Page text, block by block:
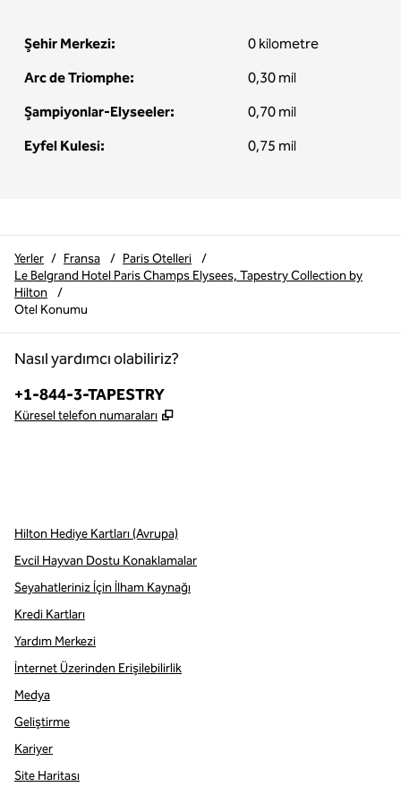
Şehir Merkezi:
0 kilometre
Arc de Triomphe:
0,30 mil
Şampiyonlar-Elyseeler:
0,70 mil
Eyfel Kulesi:
0,75 mil
Yerler / Fransa / Paris Otelleri
/
Le Belgrand Hotel Paris Champs Elysees, Tapestry Collection by
Hilton
/
Otel Konumu
Nasıl yardımcı olabiliriz?
Telefon:
+1-844-3-TAPESTRY
Küresel telefon numaraları ,
Hilton Hediye Kartları (Avrupa)
Evcil Hayvan Dostu Konaklamalar
Seyahatleriniz İçin İlham Kaynağı
Kredi Kartları
Yardım Merkezi
İnternet Üzerinden Erişilebilirlik
Medya
Geliştirme
Kariyer
Site Haritası